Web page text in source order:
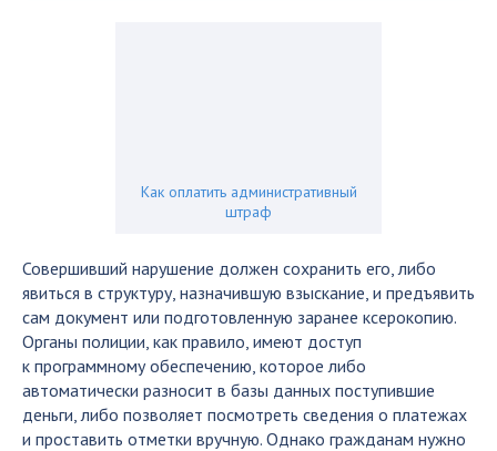
Как оплатить административный
штраф
Совершивший нарушение должен сохранить его, либо
явиться в структуру, назначившую взыскание, и предъявить
сам документ или подготовленную заранее ксерокопию.
Органы полиции, как правило, имеют доступ
к программному обеспечению, которое либо
автоматически разносит в базы данных поступившие
деньги, либо позволяет посмотреть сведения о платежах
и проставить отметки вручную. Однако гражданам нужно